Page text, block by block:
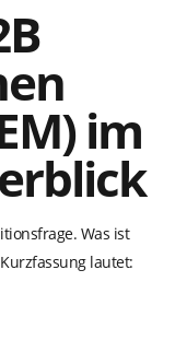
im
Was ist
lautet: